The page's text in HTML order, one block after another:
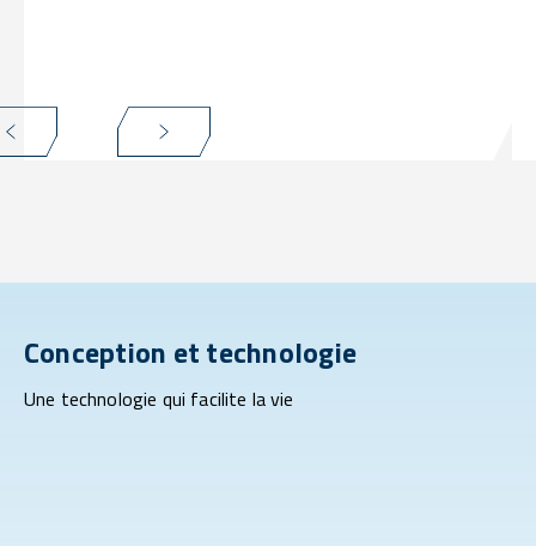
Conception et technologie
Une technologie qui facilite la vie